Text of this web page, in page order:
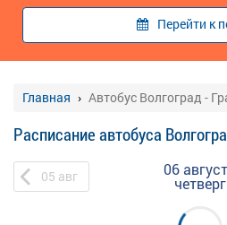
Перейти к
Главная Автобус Волгоград -
Расписание автобуса
05 авг 06
четверг